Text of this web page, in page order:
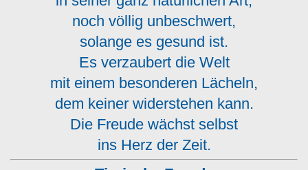
noch völlig unbeschwert,
solange es gesund ist.
Es verzaubert die Welt
mit einem besonderen Lächeln,
dem keiner widerstehen kann.
Die Freude wächst selbst
ins Herz der Zeit.